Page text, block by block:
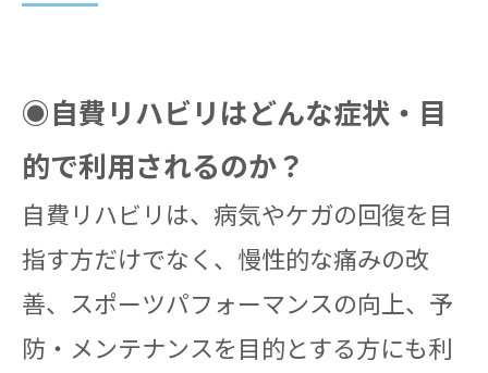
◉自費リハビリはどんな症状・目
的で利用されるのか？
自費リハビリは、病気やケガの回復を目
指す方だけでなく、慢性的な痛みの改
善、スポーツパフォーマンスの向上、予
防・メンテナンスを目的とする方にも利